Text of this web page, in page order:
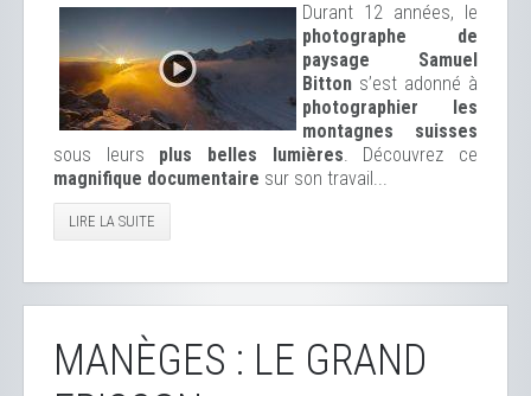
Durant 12 années, le
photographe de
paysage Samuel
Bitton s’est adonné à
photographier les
montagnes suisses
sous leurs plus belles lumières. Découvrez ce
magnifique documentaire sur son travail...
LIRE LA SUITE
MANÈGES : LE GRAND